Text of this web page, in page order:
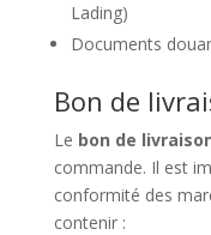
Lading)
Documents
Bon de
Le bon de
commande. Il est
conformité des
contenir :